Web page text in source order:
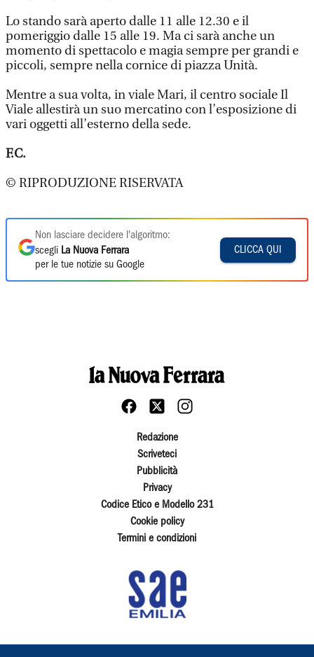
Lo stando sarà aperto dalle 11 alle 12.30 e il
pomeriggio dalle 15 alle 19. Ma ci sarà anche un
momento di spettacolo e magia sempre per grandi e
piccoli, sempre nella cornice di piazza Unità.
Mentre a sua volta, in viale Mari, il centro sociale Il
Viale allestirà un suo mercatino con l’esposizione di
vari oggetti all’esterno della sede.
F.C.
© RIPRODUZIONE RISERVATA
Non lasciare decidere l'algoritmo:
scegli La Nuova Ferrara
per le tue notizie su Google
CLICCA QUI
Redazione
Scriveteci
Pubblicità
Privacy
Codice Etico e Modello 231
Cookie policy
Termini e condizioni